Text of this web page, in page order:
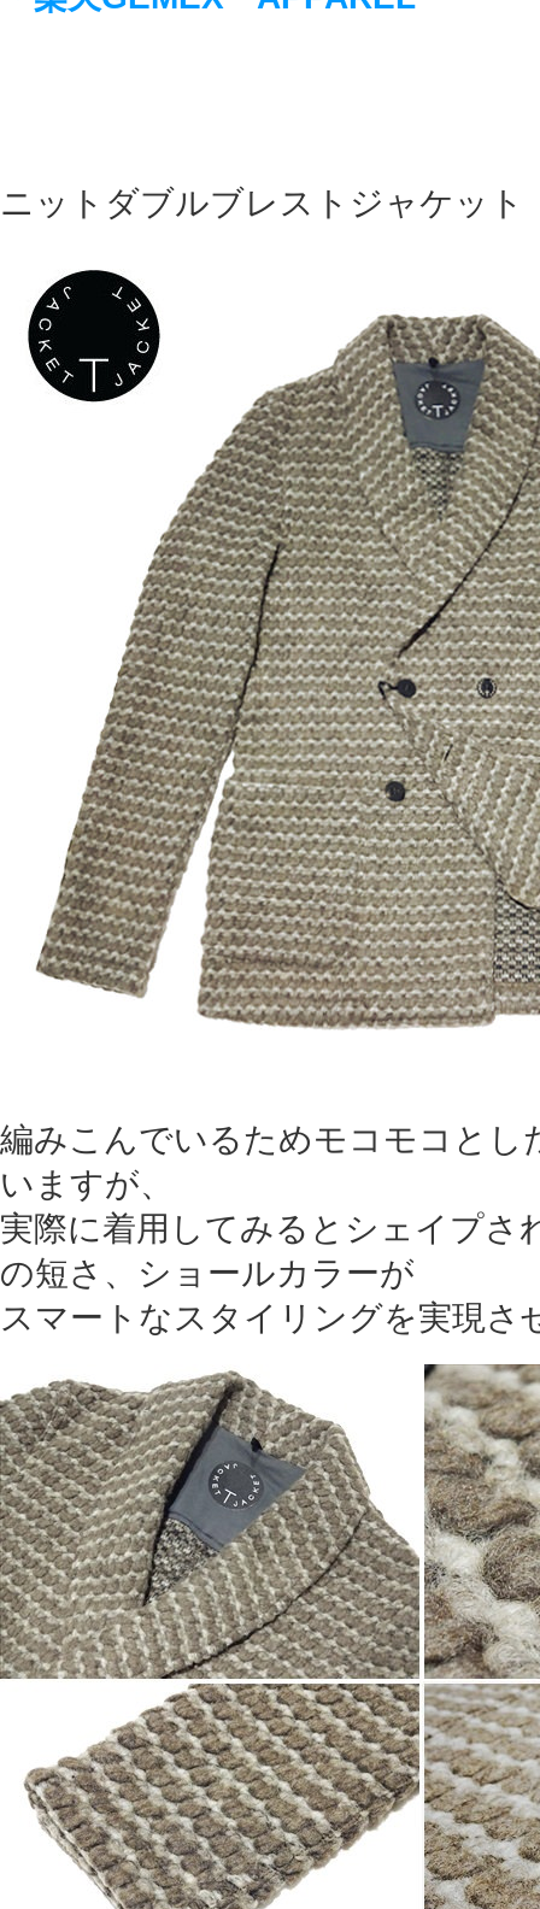
ニットダブルブレストジャケット
編みこんでいるためモコモコとし
いますが、
実際に着用してみるとシェイプさ
の短さ、ショールカラーが
スマートなスタイリングを実現さ